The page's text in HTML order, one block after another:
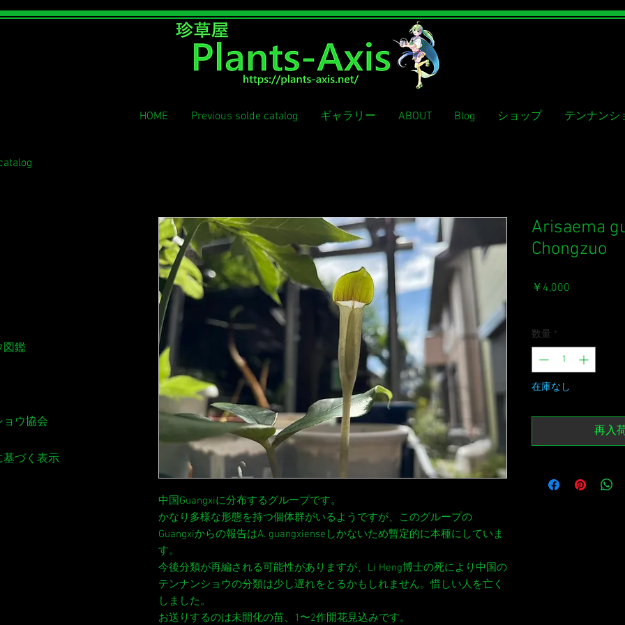
​珍草屋
中国Guangxiに分布するグループです。
かなり多様な形態を持つ個体群がいるようですが、このグループの
Guangxiからの報告はA. guangxienseしかないため暫定的に本種にしていま
す。
今後分類が再編される可能性がありますが、Li Heng博士の死により中国の
テンナンショウの分類は少し遅れをとるかもしれません。惜しい人を亡く
しました。
お送りするのは未開化の苗、1〜2作開花見込みです。
Arisaema
Chongzuo
￥4,000
数量 *
在庫なし
再入
図鑑
ウ協会
基づく表示
HOME Previous solde catalog ギャラリー ABOUT Blog ショップ テンナンシ